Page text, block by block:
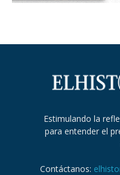
Estimulando la
para entender el
Contáctanos: